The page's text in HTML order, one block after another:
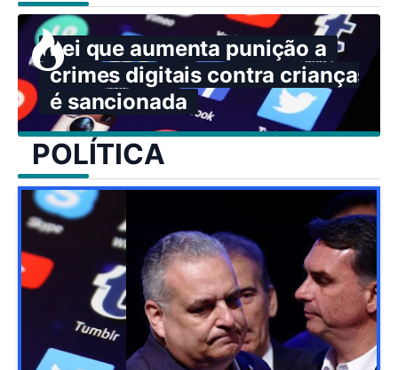
Lei que aumenta punição a
crimes digitais contra crianças
é sancionada
POLÍTICA